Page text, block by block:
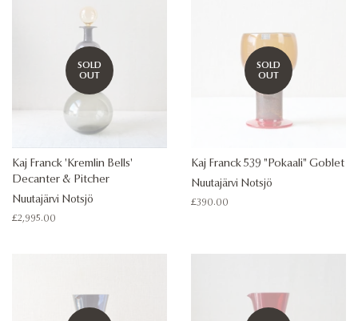
SOLD
OUT
Kaj Franck 'Kremlin Bells'
Decanter & Pitcher
Nuutajärvi Notsjö
Regular
£2,995.00
SOLD
OUT
Kaj Franck 539 "Pokaali" Goblet
Nuutajärvi Notsjö
Regular
£390.00